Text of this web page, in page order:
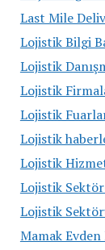
Last Mile
Lojistik Bilgi
Lojistik
Lojistik
Lojistik
Lojistik
Lojistik
Lojistik
Lojistik
Mamak